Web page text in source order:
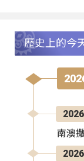
歷史上的今
2026
南澳
2026